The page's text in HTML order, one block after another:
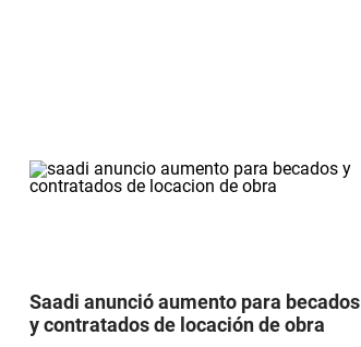
Saadi anunció aumento para becados
y contratados de locación de obra